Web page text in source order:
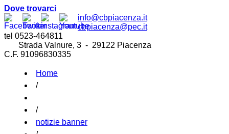
Dove trovarci
info@cbpiacenza.it
cbpiacenza@pec.it
tel 0523-464811
Strada Valnure, 3 - 29122 Piacenza
C.F. 91096830335
Home
/
/
notizie banner